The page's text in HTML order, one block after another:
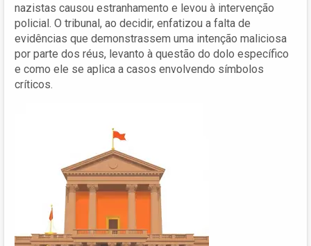
nazistas causou estranhamento e levou à intervenção
policial. O tribunal, ao decidir, enfatizou a falta de
evidências que demonstrassem uma intenção maliciosa
por parte dos réus, levanto à questão do dolo específico
e como ele se aplica a casos envolvendo símbolos
críticos.